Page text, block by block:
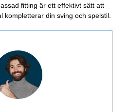
fitting är ett effektivt sätt att
kompletterar din sving och spelstil.